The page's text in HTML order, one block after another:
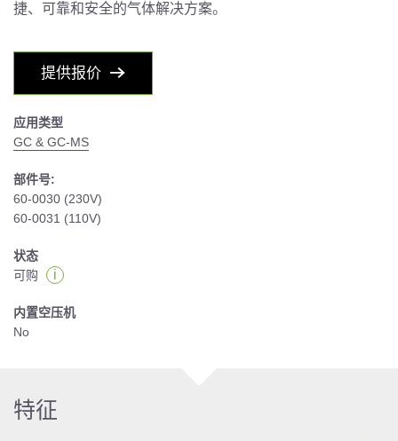
应用类型
GC & GC-MS
部件号:
60-0030 (230V)
60-0031 (110V)
状态
可购
i
内置空压机
No
捷、可靠和安全的气体解决方案。
提供报价
特征